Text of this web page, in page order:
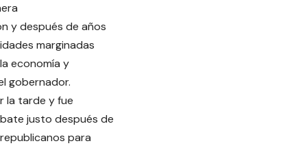
y después de años
marginadas
economía y
gobernador.
la tarde y fue
justo después de
para